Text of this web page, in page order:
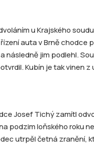
u Krajského
auta v Brně chodce
následně jim podlehl.
Kubín je tak vinen
Josef Tichý zamítl
podzim loňského roku
utrpěl četná zranění,